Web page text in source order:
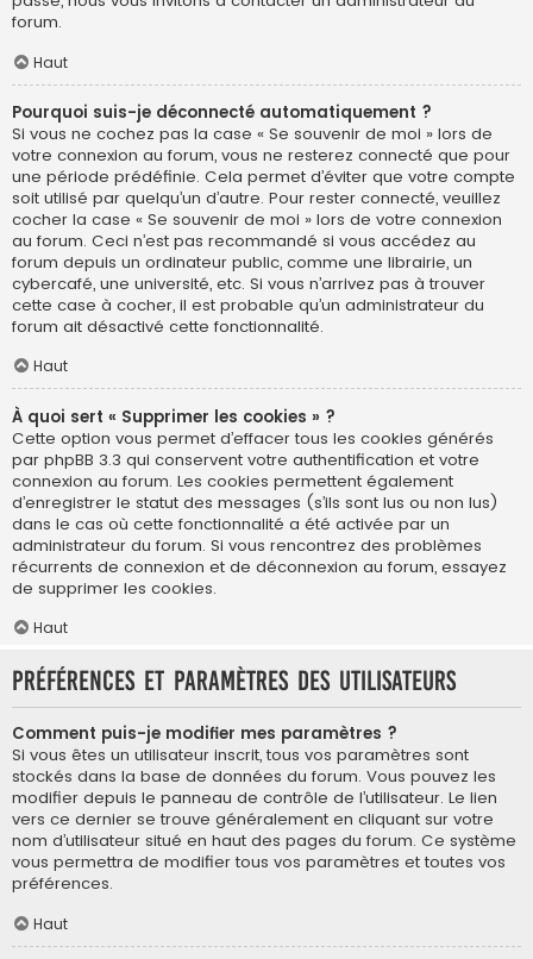
forum.
Haut
Pourquoi suis-je déconnecté automatiquement ?
Si vous ne cochez pas la case « Se souvenir de moi » lors de
votre connexion au forum, vous ne resterez connecté que pour
une période prédéfinie. Cela permet d’éviter que votre compte
soit utilisé par quelqu’un d’autre. Pour rester connecté, veuillez
cocher la case « Se souvenir de moi » lors de votre connexion
au forum. Ceci n’est pas recommandé si vous accédez au
forum depuis un ordinateur public, comme une librairie, un
cybercafé, une université, etc. Si vous n’arrivez pas à trouver
cette case à cocher, il est probable qu’un administrateur du
forum ait désactivé cette fonctionnalité.
Haut
À quoi sert « Supprimer les cookies » ?
Cette option vous permet d’effacer tous les cookies générés
par phpBB 3.3 qui conservent votre authentification et votre
connexion au forum. Les cookies permettent également
d’enregistrer le statut des messages (s’ils sont lus ou non lus)
dans le cas où cette fonctionnalité a été activée par un
administrateur du forum. Si vous rencontrez des problèmes
récurrents de connexion et de déconnexion au forum, essayez
de supprimer les cookies.
Haut
Préférences et paramètres des utilisateurs
Comment puis-je modifier mes paramètres ?
Si vous êtes un utilisateur inscrit, tous vos paramètres sont
stockés dans la base de données du forum. Vous pouvez les
modifier depuis le panneau de contrôle de l’utilisateur. Le lien
vers ce dernier se trouve généralement en cliquant sur votre
nom d’utilisateur situé en haut des pages du forum. Ce système
vous permettra de modifier tous vos paramètres et toutes vos
préférences.
Haut